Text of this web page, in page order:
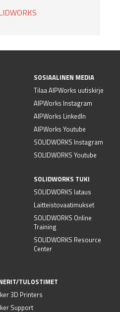
SOSIAALINEN MEDIA
Tilaa AIPWorks uutiskirje
AIPWorks Instagram
AIPWorks LinkedIn
AIPWorks Youtube
SOLIDWORKS Instagram
SOLIDWORKS Youtube
SOLIDWORKS TUKI
SOLIDWORKS lataus
Laitteistovaatimukset
SOLIDWORKS Online
Training
SOLIDWORKS Resource
Center
TULOSTIMET
3D Printers
Support